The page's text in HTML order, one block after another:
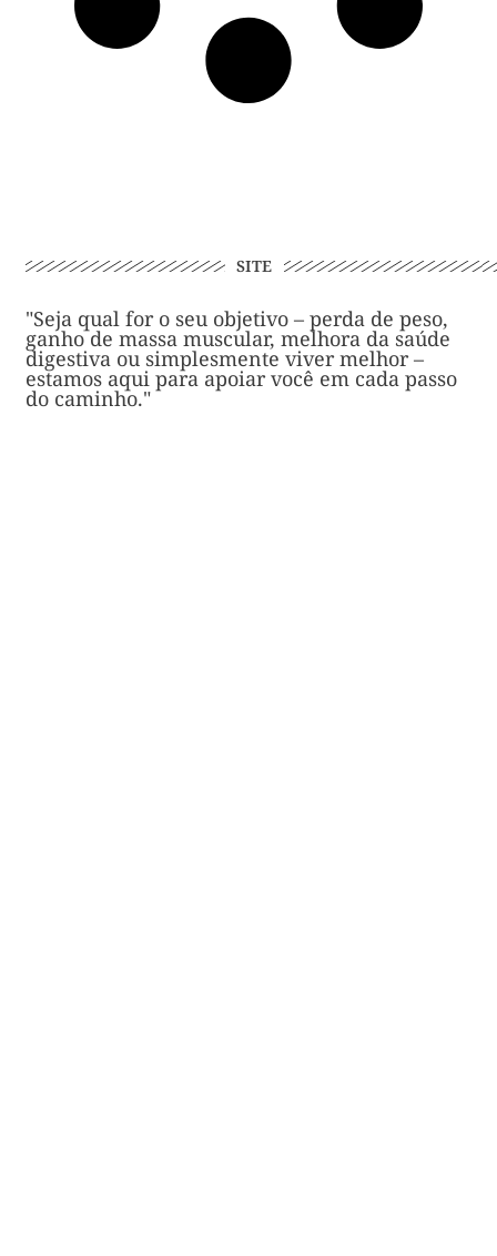
SITE
"Seja qual for o seu objetivo – perda de peso,
ganho de massa muscular, melhora da saúde
digestiva ou simplesmente viver melhor –
estamos aqui para apoiar você em cada passo
do caminho."